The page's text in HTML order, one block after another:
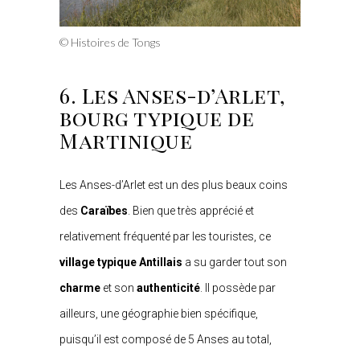
© Histoires de Tongs
6. Les Anses-d’Arlet,
bourg typique de
Martinique
Les Anses-d’Arlet est un des plus beaux coins
des Caraïbes . Bien que très apprécié et
relativement fréquenté par les touristes, ce
village typique Antillais a su garder tout son
charme et son authenticité . Il possède par
ailleurs, une géographie bien spécifique,
puisqu’il est composé de 5 Anses au total,